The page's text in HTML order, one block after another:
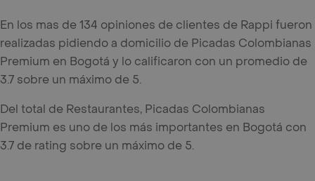
En los mas de 134 opiniones de clientes de Rappi fueron
realizadas pidiendo a domicilio de Picadas Colombianas
Premium en Bogotá y lo calificaron con un promedio de
3.7 sobre un máximo de 5.
Del total de Restaurantes, Picadas Colombianas
Premium es uno de los más importantes en Bogotá con
3.7 de rating sobre un máximo de 5.